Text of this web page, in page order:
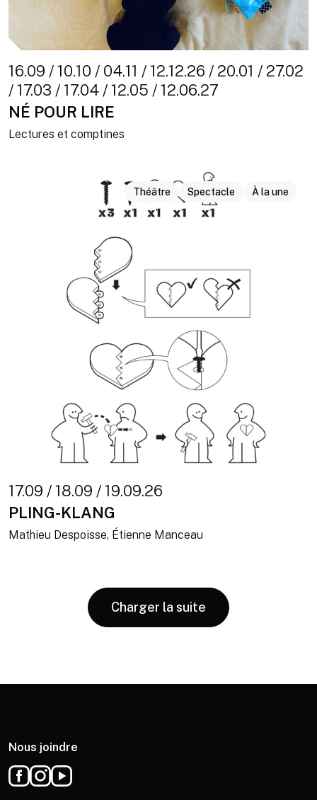
16.09 / 10.10 / 04.11 / 12.12.26 / 20.01 / 27.02
/ 17.03 / 17.04 / 12.05 / 12.06.27
NÉ POUR LIRE
Lectures et comptines
Théâtre Spectacle À la une
17.09 / 18.09 / 19.09.26
PLING-KLANG
Mathieu Despoisse, Étienne Manceau
Charger la suite
Nous joindre